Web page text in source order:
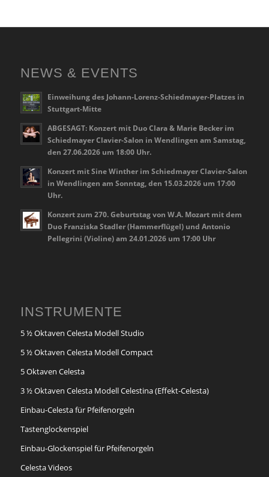
NEWS & EVENTS
Einweihung des Johann-Lorenz-Schiedmayer-Platzes in
Stuttgart-Mitte
ABGESAGT: Konzert mit Duo Clara & Marie Becker im
Schiedmayer Clavier-Salon in Wendlingen am Samstag,
den 27.06.2026 um 18:00 Uhr.
Konzert mit Sine Winther im Schiedmayer Clavier-Salon
in Wendlingen am Sonntag, den 15.03.2026 um 17:00
Uhr.
Konzert zum 270. Geburtstag von W.A. Mozart mit dem
Duo Franziska Stadler (Hammerflügel) und Antonio
Pellegrini (Violine) am 24.01.2026 um 17:00 Uhr
INSTRUMENTE
5 ½ Oktaven Celesta Modell Studio
5 ½ Oktaven Celesta Modell Compact
5 Oktaven Celesta
3 ½ Oktaven Celesta Modell Celestina (Effekt-Celesta)
Einbau-Celesta für Pfeifenorgeln
Tastenglockenspiel
Einbau-Glockenspiel für Pfeifenorgeln
Celesta Videos